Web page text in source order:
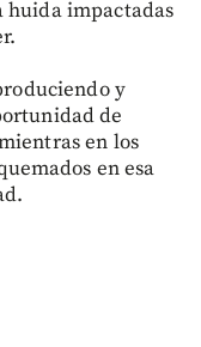
huida impactadas
y
de
en los
en esa